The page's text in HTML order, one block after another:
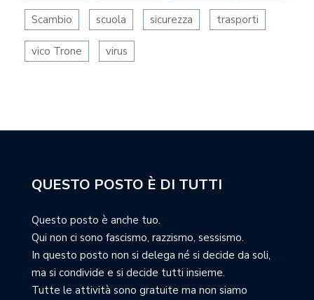
Scambio scuola sicurezza trasporti
vico Trone virus
QUESTO POSTO È DI TUTTI
Questo posto è anche tuo.
Qui non ci sono fascismo, razzismo, sessismo.
In questo posto non si delega né si decide da soli,
ma si condivide e si decide tutti insieme.
Tutte le attività sono gratuite ma non siamo